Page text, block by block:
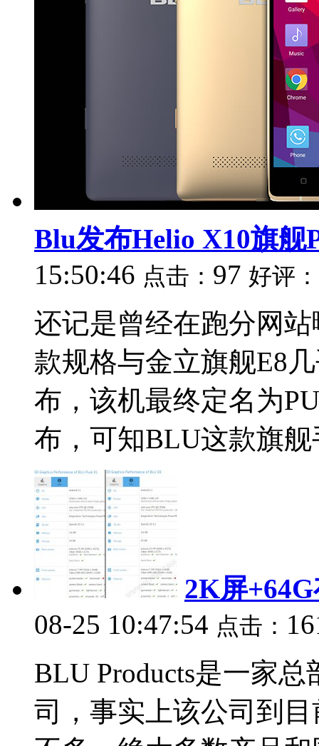
Blu发布Helio X10旗舰
15:50:46 点击： 97 好评：
还记是曾经在跑分网
款规格与金立旗舰E8
布，该机最终定名为
布，可知BLU这款旗
2K屏
08-25 10:47:54 点击：
BLU Products是一家
司，事实上该公司到